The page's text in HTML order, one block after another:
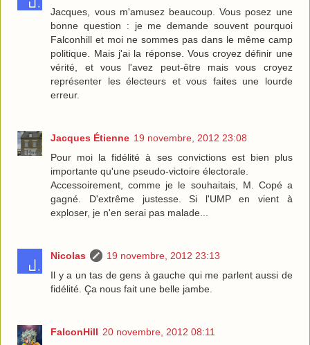
Jacques, vous m'amusez beaucoup. Vous posez une
bonne question : je me demande souvent pourquoi
Falconhill et moi ne sommes pas dans le même camp
politique. Mais j'ai la réponse. Vous croyez définir une
vérité, et vous l'avez peut-être mais vous croyez
représenter les électeurs et vous faites une lourde
erreur.
Jacques Étienne 19 novembre, 2012 23:08
Pour moi la fidélité à ses convictions est bien plus
importante qu'une pseudo-victoire électorale.
Accessoirement, comme je le souhaitais, M. Copé a
gagné. D'extrême justesse. Si l'UMP en vient à
exploser, je n'en serai pas malade...
Nicolas
19 novembre, 2012 23:13
Il y a un tas de gens à gauche qui me parlent aussi de
fidélité. Ça nous fait une belle jambe.
FalconHill 20 novembre, 2012 08:11